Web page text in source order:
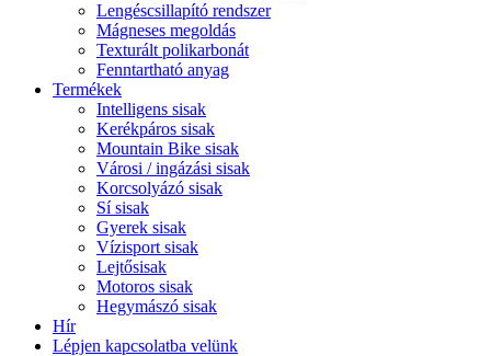
Lengéscsillapító rendszer
Mágneses megoldás
Texturált polikarbonát
Fenntartható anyag
Termékek
Intelligens sisak
Kerékpáros sisak
Mountain Bike sisak
Városi / ingázási sisak
Korcsolyázó sisak
Sí sisak
Gyerek sisak
Vízisport sisak
Lejtősisak
Motoros sisak
Hegymászó sisak
Hír
Lépjen kapcsolatba velünk